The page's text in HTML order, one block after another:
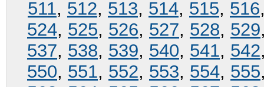
511, 512, 513, 514, 515, 516
524, 525, 526, 527, 528, 529
537, 538, 539, 540, 541, 542
550, 551, 552, 553, 554, 555